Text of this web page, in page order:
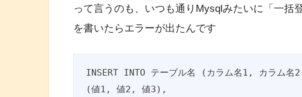
って言うのも、いつも通りMysqlみたいに「一括
を書いたらエラーが出たんです
INSERT INTO テーブル名 (カラム名1, カラム名
(値1, 値2, 値3),